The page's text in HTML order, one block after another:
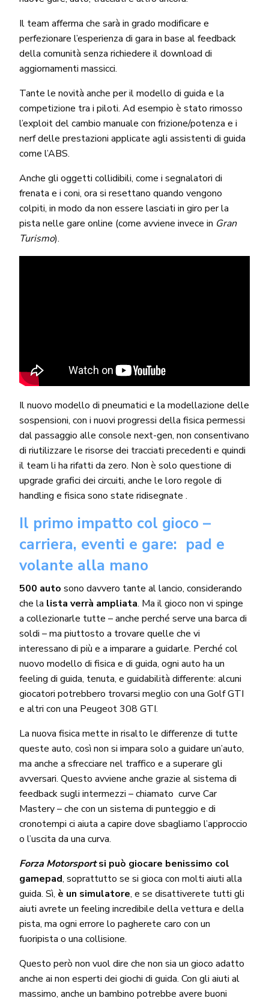
Il team afferma che sarà in grado modificare e
perfezionare l’esperienza di gara in base al feedback
della comunità senza richiedere il download di
aggiornamenti massicci.
Tante le novità anche per il modello di guida e la
competizione tra i piloti. Ad esempio è stato rimosso
l’exploit del cambio manuale con frizione/potenza e i
nerf delle prestazioni applicate agli assistenti di guida
come l’ABS.
Anche gli oggetti collidibili, come i segnalatori di
frenata e i coni, ora si resettano quando vengono
colpiti, in modo da non essere lasciati in giro per la
pista nelle gare online (come avviene invece in Gran
Turismo).
Il nuovo modello di pneumatici e la modellazione delle
sospensioni, con i nuovi progressi della fisica permessi
dal passaggio alle console next-gen, non consentivano
di riutilizzare le risorse dei tracciati precedenti e quindi
il team li ha rifatti da zero. Non è solo questione di
upgrade grafici dei circuiti, anche le loro regole di
handling e fisica sono state ridisegnate .
Il primo impatto col gioco –
carriera, eventi e gare: pad e
volante alla mano
500 auto sono davvero tante al lancio, considerando
che la lista verrà ampliata. Ma il gioco non vi spinge
a collezionarle tutte – anche perché serve una barca di
soldi – ma piuttosto a trovare quelle che vi
interessano di più e a imparare a guidarle. Perché col
nuovo modello di fisica e di guida, ogni auto ha un
feeling di guida, tenuta, e guidabilità differente: alcuni
giocatori potrebbero trovarsi meglio con una Golf GTI
e altri con una Peugeot 308 GTI.
La nuova fisica mette in risalto le differenze di tutte
queste auto, così non si impara solo a guidare un’auto,
ma anche a sfrecciare nel traffico e a superare gli
avversari. Questo avviene anche grazie al sistema di
feedback sugli intermezzi – chiamato curve Car
Mastery – che con un sistema di punteggio e di
cronotempi ci aiuta a capire dove sbagliamo l’approccio
o l’uscita da una curva.
Forza Motorsportsi può giocare benissimo col
gamepad, soprattutto se si gioca con molti aiuti alla
guida. Sì, è un simulatore, e se disattiverete tutti gli
aiuti avrete un feeling incredibile della vettura e della
pista, ma ogni errore lo pagherete caro con un
fuoripista o una collisione.
Questo però non vuol dire che non sia un gioco adatto
anche ai non esperti dei giochi di guida. Con gli aiuti al
massimo, anche un bambino potrebbe avere buoni